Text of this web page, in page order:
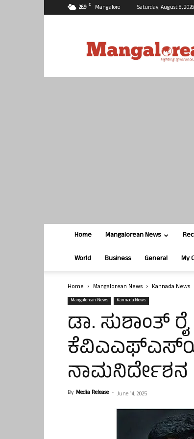
26.9 C Mangalore Saturday, August 8, 2026
Home Mangalorean News
World Business General My
Home Mangalorean News Kannada News
Mangalorean News Kannada News
ಡಾ. ಸುಶಾಂತ್
ನಾಮನಿರ್ದೇಶನ
By Media Release - June 14, 2025